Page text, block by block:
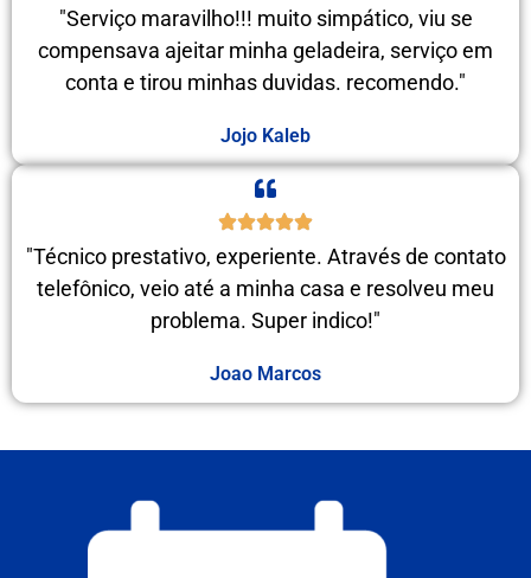
"Serviço maravilho!!! muito simpático, viu se
compensava ajeitar minha geladeira, serviço em
conta e tirou minhas duvidas. recomendo."
Jojo Kaleb
"Técnico prestativo, experiente. Através de contato
telefônico, veio até a minha casa e resolveu meu
problema. Super indico!"
Joao Marcos